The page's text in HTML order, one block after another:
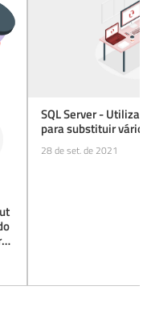
SQL Server -
para substituir vários
28 de set. de 2021